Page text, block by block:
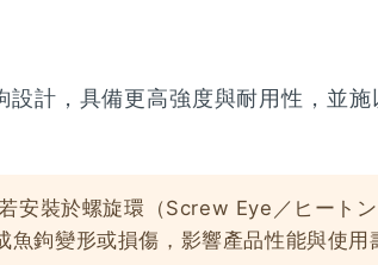
設計，具備更高強度與耐用性，並
安裝於螺旋環（Screw Eye／ヒート
鉤變形或損傷，影響產品性能與使用